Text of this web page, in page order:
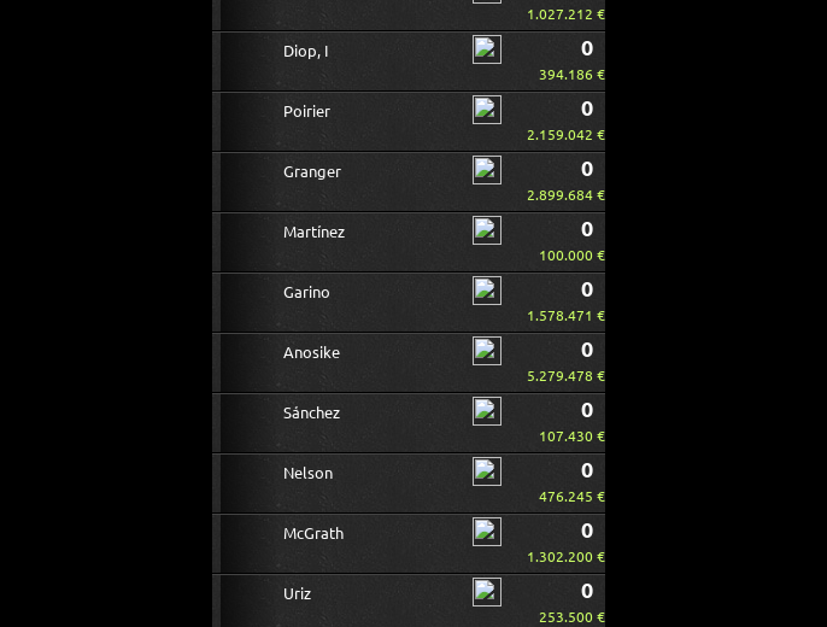
1.027.212 €
Diop, I 0
394.186 €
Poirier 0
2.159.042 €
Granger 0
2.899.684 €
Martínez 0
100.000 €
Garino 0
1.578.471 €
Anosike 0
5.279.478 €
Sánchez 0
107.430 €
Nelson 0
476.245 €
McGrath 0
1.302.200 €
Uriz 0
253.500 €